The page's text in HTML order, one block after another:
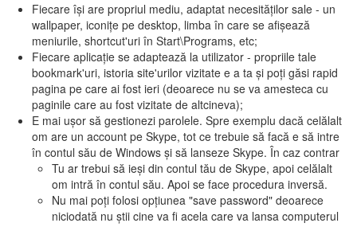
Fiecare îşi are propriul mediu, adaptat necesităţilor sale - un
wallpaper, iconiţe pe desktop, limba în care se afişează
meniurile, shortcut'uri în Start\Programs, etc;
Fiecare aplicaţie se adaptează la utilizator - propriile tale
bookmark'uri, istoria site'urilor vizitate e a ta şi poţi găsi rapid
pagina pe care ai fost ieri (deoarece nu se va amesteca cu
paginile care au fost vizitate de altcineva);
E mai uşor să gestionezi parolele. Spre exemplu dacă celălalt
om are un account pe Skype, tot ce trebuie să facă e să intre
în contul său de Windows şi să lanseze Skype. În caz contrar
Tu ar trebui să ieşi din contul tău de Skype, apoi celălalt
om intră în contul său. Apoi se face procedura inversă.
Nu mai poţi folosi opţiunea "save password" deoarece
niciodată nu ştii cine va fi acela care va lansa computerul